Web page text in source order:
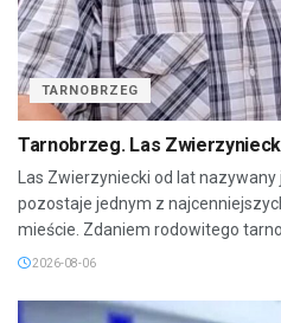
TARNOBRZEG
Tarnobrzeg. Las
Las Zwierzyniecki od lat nazywany
pozostaje jednym z
mieście. Zdaniem rodowitego
2026-08-06